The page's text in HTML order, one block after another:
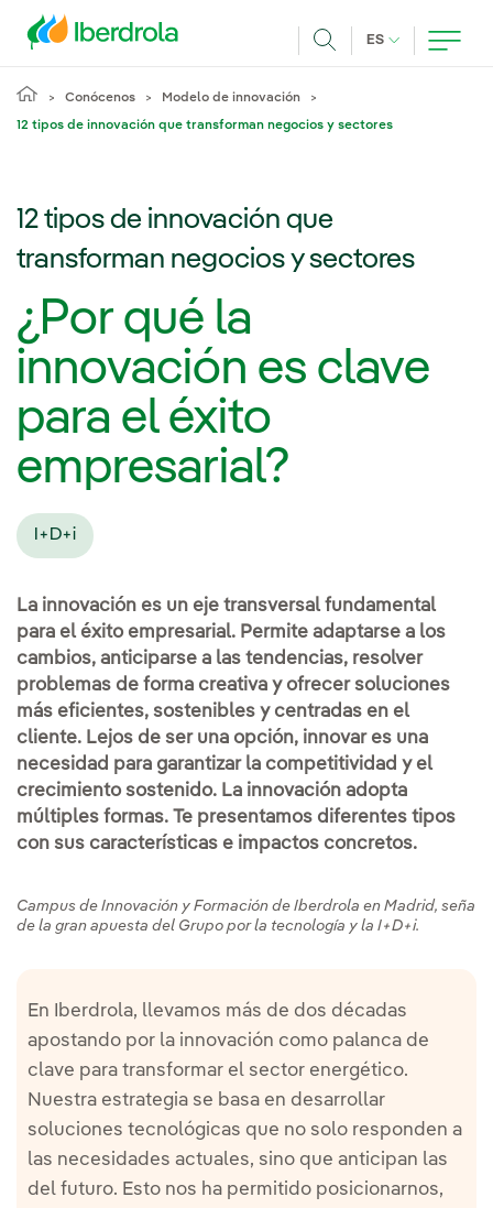
ES IDIOMA
Conócenos Modelo de innovación
12 tipos de innovación que transforman negocios y sectores
12 tipos de innovación que
transforman negocios y sectores
¿Por qué la
innovación es clave
para el éxito
empresarial?
I+D+i
La innovación es un eje transversal fundamental
para el éxito empresarial. Permite adaptarse a los
cambios, anticiparse a las tendencias, resolver
problemas de forma creativa y ofrecer soluciones
más eficientes, sostenibles y centradas en el
cliente. Lejos de ser una opción, innovar es una
necesidad para garantizar la competitividad y el
crecimiento sostenido. La innovación adopta
múltiples formas. Te presentamos diferentes tipos
con sus características e impactos concretos.
Campus de Innovación y Formación de Iberdrola en Madrid, seña
de la gran apuesta del Grupo por la tecnología y la I+D+i.
En Iberdrola, llevamos más de dos décadas
apostando por la innovación como palanca de
clave para transformar el sector energético.
Nuestra estrategia se basa en desarrollar
soluciones tecnológicas que no solo responden a
las necesidades actuales, sino que anticipan las
del futuro. Esto nos ha permitido posicionarnos,